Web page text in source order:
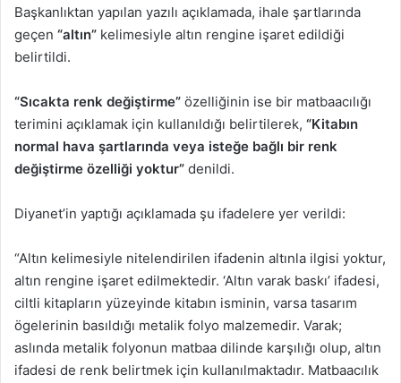
Başkanlıktan yapılan yazılı açıklamada, ihale şartlarında
geçen “altın” kelimesiyle altın rengine işaret edildiği
belirtildi.
“Sıcakta renk değiştirme” özelliğinin ise bir matbaacılığı
terimini açıklamak için kullanıldığı belirtilerek, “Kitabın
normal hava şartlarında veya isteğe bağlı bir renk
değiştirme özelliği yoktur” denildi.
Diyanet’in yaptığı açıklamada şu ifadelere yer verildi:
“Altın kelimesiyle nitelendirilen ifadenin altınla ilgisi yoktur,
altın rengine işaret edilmektedir. ‘Altın varak baskı’ ifadesi,
ciltli kitapların yüzeyinde kitabın isminin, varsa tasarım
ögelerinin basıldığı metalik folyo malzemedir. Varak;
aslında metalik folyonun matbaa dilinde karşılığı olup, altın
ifadesi de renk belirtmek için kullanılmaktadır. Matbaacılık